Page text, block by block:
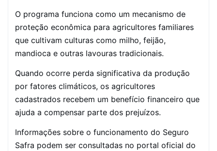
O programa funciona como um mecanismo de
proteção econômica para agricultores familiares
que cultivam culturas como milho, feijão,
mandioca e outras lavouras tradicionais.
Quando ocorre perda significativa da produção
por fatores climáticos, os agricultores
cadastrados recebem um benefício financeiro que
ajuda a compensar parte dos prejuízos.
Informações sobre o funcionamento do Seguro
Safra podem ser consultadas no portal oficial do